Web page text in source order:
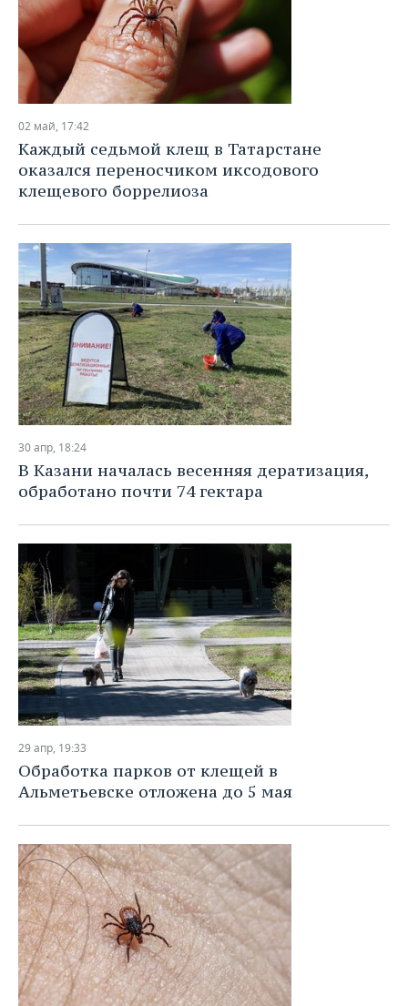
02 май, 17:42
Каждый седьмой клещ в Татарстане
оказался переносчиком иксодового
клещевого боррелиоза
30 апр, 18:24
В Казани началась весенняя дератизация,
обработано почти 74 гектара
29 апр, 19:33
Обработка парков от клещей в
Альметьевске отложена до 5 мая